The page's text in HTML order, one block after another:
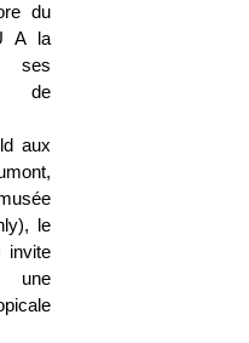
du
A la
ses
de
aux
le
invite
une